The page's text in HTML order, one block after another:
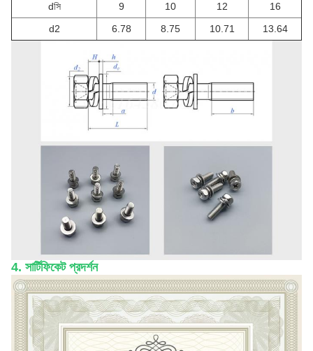
dসি 9 10 12
16
d2 6.78 8.75 10.71 13.64
4. সার্টিফিকেট প্রদর্শন